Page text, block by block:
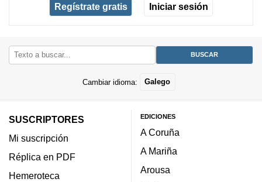
Regístrate gratis Iniciar sesión
Cambiar idioma: Galego
SUSCRIPTORES
Mi suscripción
Réplica en PDF
Hemeroteca
EDICIONES
A Coruña
A Mariña
Arousa